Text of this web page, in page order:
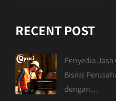
RECENT POST
Penyedia
Bisnis
dengan…